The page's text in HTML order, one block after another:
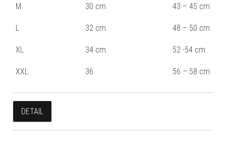
M 30 cm 43 – 45 cm
L 32 cm 48 – 50 cm
XL 34 cm 52 -54 cm
XXL 36 56 – 58 cm
DETAIL